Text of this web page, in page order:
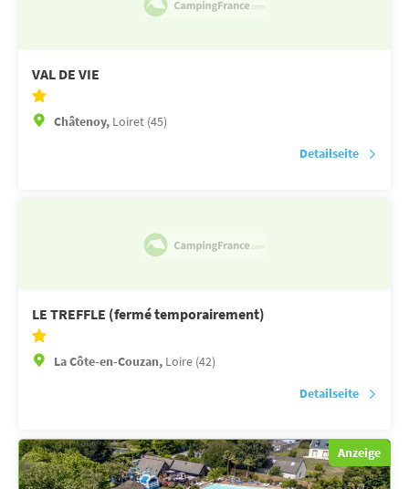
VAL DE VIE
Châtenoy, Loiret (45)
Detailseite
LE TREFFLE (fermé temporairement)
La Côte-en-Couzan, Loire (42)
Detailseite
Anzeige